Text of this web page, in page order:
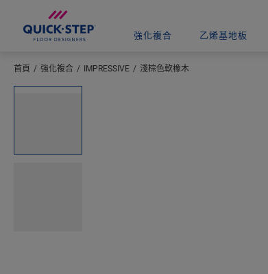
強化複合 乙烯基地板
首頁 強化複合 IMPRESSIVE 淺棕色軟橡木